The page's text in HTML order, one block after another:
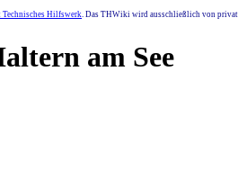
Technisches Hilfswerk. Das THWiki wird ausschließlich von
am See